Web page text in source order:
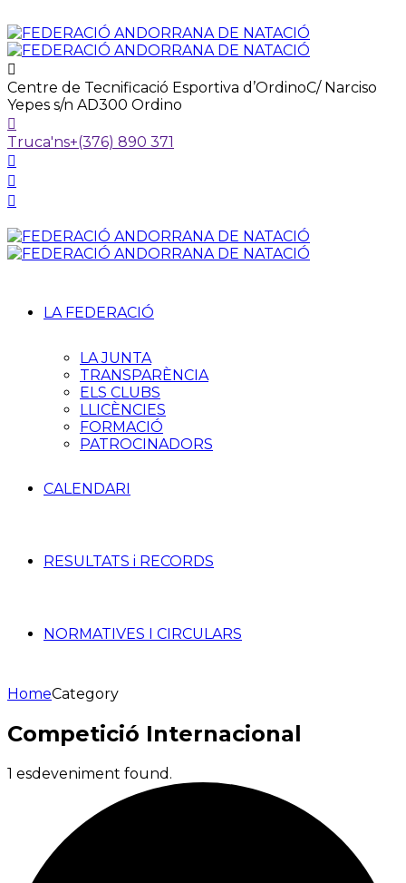
Centre de Tecnificació Esportiva d’OrdinoC/ Narciso
Yepes s/n AD300 Ordino
Truca'ns+(376) 890 371
LA FEDERACIÓ
LA JUNTA
TRANSPARÈNCIA
ELS CLUBS
LLICÈNCIES
FORMACIÓ
PATROCINADORS
CALENDARI
RESULTATS i RECORDS
NORMATIVES I CIRCULARS
HomeCategory
Competició Internacional
1 esdeveniment found.